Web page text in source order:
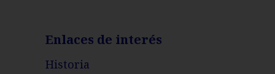
Enlaces de interés
Historia